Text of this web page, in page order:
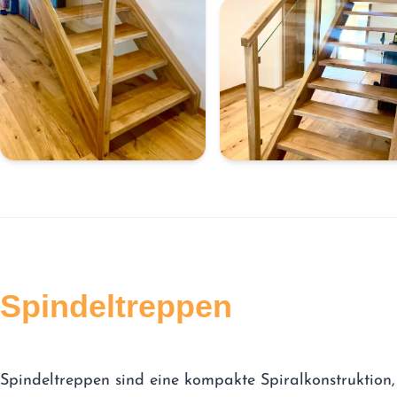
Spindeltreppen
Spindeltreppen sind eine kompakte